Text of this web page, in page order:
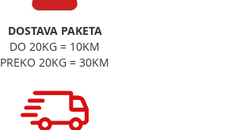
DOSTAVA PAKETA
DO 20KG = 10KM
PREKO 20KG = 30KM